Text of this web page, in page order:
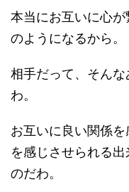
本当にお互いに心
のようになるから。
相手だって、そん
わ。
お互いに良い関係
を感じさせられる
のだわ。